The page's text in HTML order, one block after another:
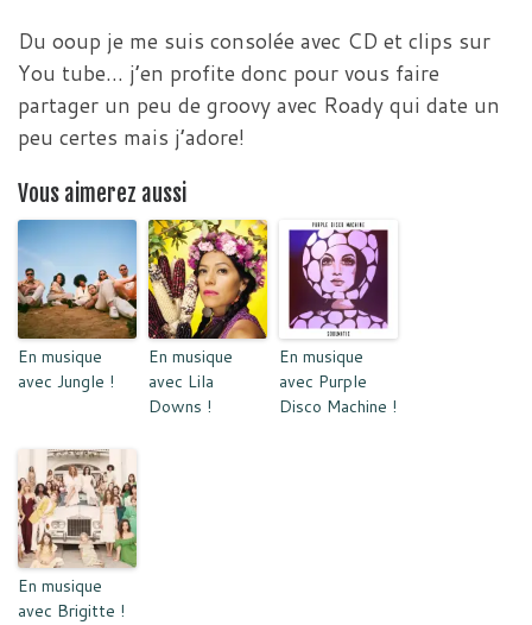
Du ooup je me suis consolée avec CD et clips sur
You tube… j’en profite donc pour vous faire
partager un peu de groovy avec Roady qui date un
peu certes mais j’adore!
Vous aimerez aussi
En musique
avec Jungle !
En musique
avec Lila
Downs !
En musique
avec Purple
Disco Machine !
En musique
avec Brigitte !